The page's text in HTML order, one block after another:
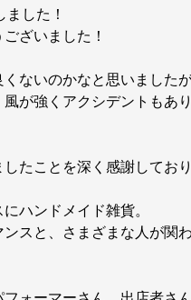
した！
ざいました！
ないのかなと思いました
が強くアクシデントもあ
たことを深く感謝しており
ハンドメイド雑貨。
スと、さまざまな人が関